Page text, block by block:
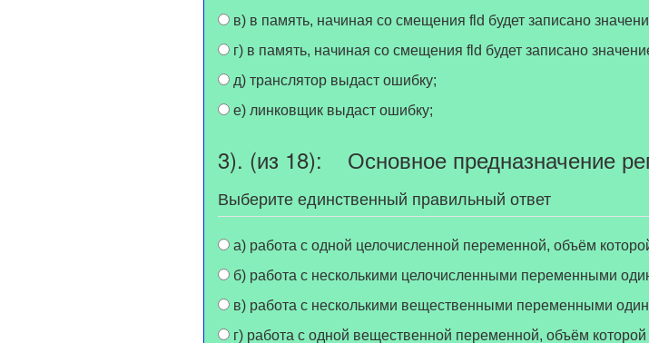
в) в память, начиная со смещения fld будет записано
г) в память, начиная со смещения fld будет записано
д) транслятор выдаст ошибку;
е) линковщик выдаст ошибку;
3). (из 18): Основное предназначение
Выберите единственный правильный ответ
а) работа с одной целочисленной переменной, объём
б) работа с несколькими целочисленными переменными
в) работа с несколькими вещественными переменными
г) работа с одной вещественной переменной, объём которой